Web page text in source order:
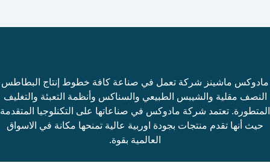
مادوكس ماشينز شركة تعمل في صناعة كافة خطوط إنتاج البطاطس
النصف مقلية والشيبس الطبيعي والسناكس وأنظمة التعبئة والتغليف
المتطورة. تعتمد شركة مادوكس في صناعاتها على التكنلوجيا المتقدمة
حيث أنها تقدم منتجات بجودة اوربية عالية تمنحها مكانة في الاسواق
العالمية بقوة.